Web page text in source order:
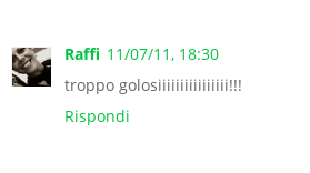
Raffi 11/07/11, 18:30
troppo golosiiiiiiiiiiiiiiii!!!
Rispondi